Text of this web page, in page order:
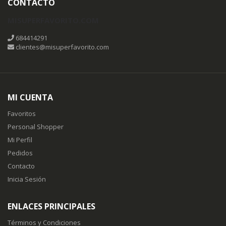
CONTACTO
684414291
clientes@misuperfavorito.com
MI CUENTA
Favoritos
Personal Shopper
Mi Perfil
Pedidos
Contacto
Inicia Sesión
ENLACES PRINCIPALES
Términos y Condiciones